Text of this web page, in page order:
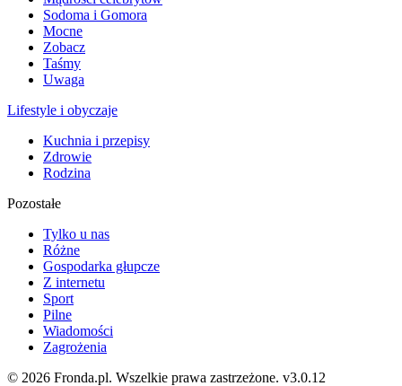
Sodoma i Gomora
Mocne
Zobacz
Taśmy
Uwaga
Lifestyle i obyczaje
Kuchnia i przepisy
Zdrowie
Rodzina
Pozostałe
Tylko u nas
Różne
Gospodarka głupcze
Z internetu
Sport
Pilne
Wiadomości
Zagrożenia
© 2026 Fronda.pl. Wszelkie prawa zastrzeżone. v3.0.12